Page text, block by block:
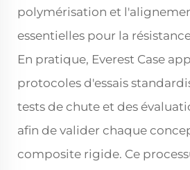
polymérisation et
essentielles pour la
En pratique, Everest Case
protocoles d'essais
tests de chute et des
afin de valider chaque
composite rigide. Ce